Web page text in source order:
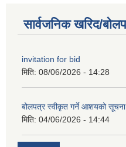
सार्वजनिक खरिद/
invitation for bid
मिति: 08/06/2026 - 14:28
बोलपत्र स्वीकृत गर्ने आशयको सूचना
मिति: 04/06/2026 - 14:44